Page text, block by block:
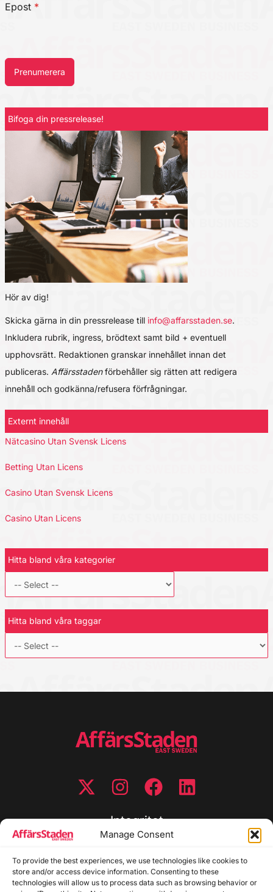
Manage Consent
To provide the best experiences, we use technologies like cookies to
store and/or access device information. Consenting to these
technologies will allow us to process data such as browsing behavior or
Epost *
Prenumerera
Bifoga din pressrelease!
Hör av dig!
Skicka gärna in din pressrelease till info@affarsstaden.se.
Inkludera rubrik, ingress, brödtext samt bild + eventuell
upphovsrätt. Redaktionen granskar innehållet innan det
publiceras. Affärsstadenförbehåller sig rätten att redigera
innehåll och godkänna/refusera förfrågningar.
Externt innehåll
Nätcasino Utan Svensk Licens
Betting Utan Licens
Casino Utan Svensk Licens
Casino Utan Licens
Hitta bland våra kategorier
Hitta bland våra taggar
Integritet
Cookiepolicy
Disclaimer
Redaktionell policy